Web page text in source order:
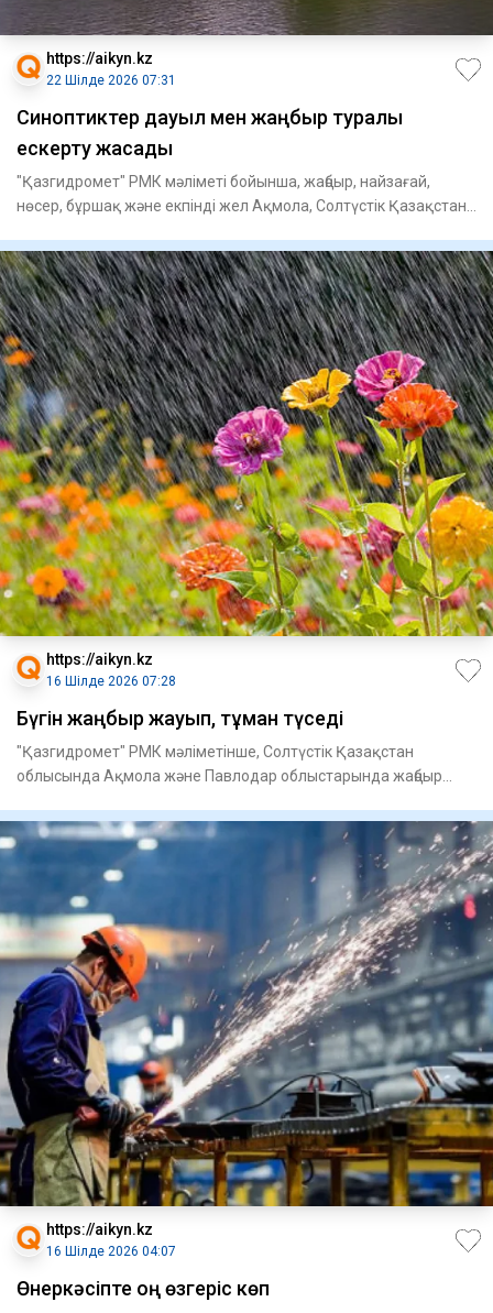
https://aikyn.kz
22 Шілде 2026 07:31
Синоптиктер дауыл мен жаңбыр туралы
ескерту жасады
"Қазгидромет" РМК мәліметі бойынша, жаңбыр, найзағай,
нөсер, бұршақ және екпінді жел Ақмола, Солтүстік Қазақстан,
https://aikyn.kz
16 Шілде 2026 07:28
Бүгін жаңбыр жауып, тұман түседі
"Қазгидромет" РМК мәліметінше, Солтүстік Қазақстан
облысында Ақмола және Павлодар облыстарында жаңбыр
https://aikyn.kz
16 Шілде 2026 04:07
Өнеркәсіпте оң өзгеріс көп